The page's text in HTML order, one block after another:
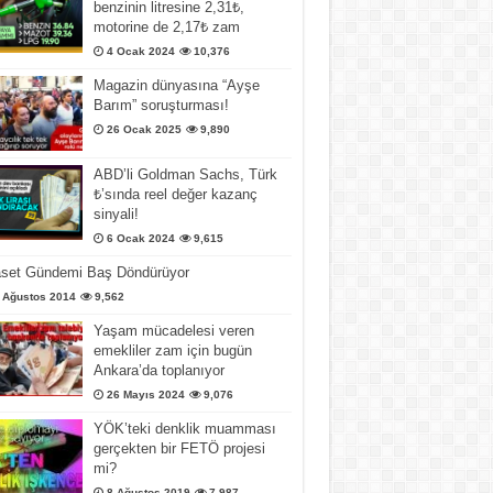
benzinin litresine 2,31₺,
motorine de 2,17₺ zam
4 Ocak 2024 10,376
Magazin dünyasına “Ayşe
Barım” soruşturması!
26 Ocak 2025 9,890
ABD’li Goldman Sachs, Türk
₺’sında reel değer kazanç
sinyali!
6 Ocak 2024 9,615
Gündemi Baş Döndürüyor
Ağustos 2014 9,562
Yaşam mücadelesi veren
emekliler zam için bugün
Ankara’da toplanıyor
26 Mayıs 2024 9,076
YÖK’teki denklik muamması
gerçekten bir FETÖ projesi
mi?